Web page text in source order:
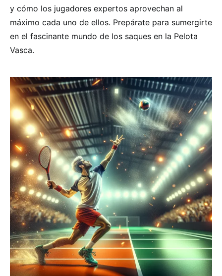
y cómo los jugadores expertos aprovechan al
máximo cada uno de ellos. Prepárate para sumergirte
en el fascinante mundo de los saques en la Pelota
Vasca.